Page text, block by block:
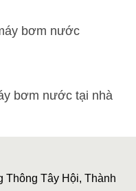
bơm nước
bơm nước tại nhà
Tây Hội, Thành